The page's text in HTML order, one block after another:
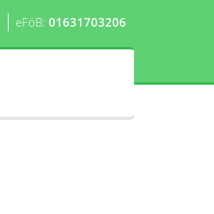
eFöB: 01631703206